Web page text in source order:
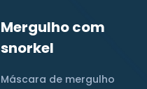
Mergulho com
snorkel
Máscara de mergulho